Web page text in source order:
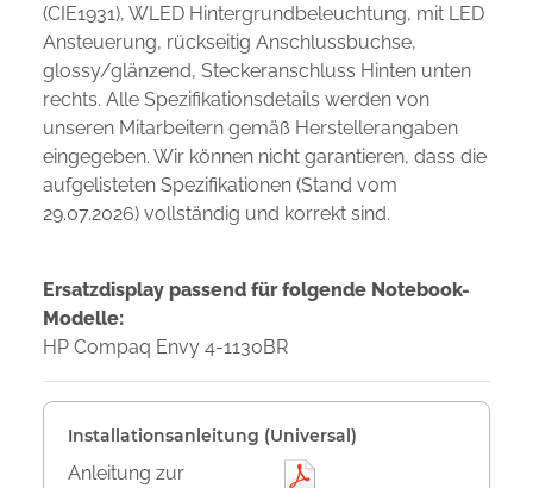
(CIE1931), WLED Hintergrundbeleuchtung, mit LED
Ansteuerung, rückseitig Anschlussbuchse,
glossy/glänzend, Steckeranschluss Hinten unten
rechts. Alle Spezifikationsdetails werden von
unseren Mitarbeitern gemäß Herstellerangaben
eingegeben. Wir können nicht garantieren, dass die
aufgelisteten Spezifikationen (Stand vom
29.07.2026) vollständig und korrekt sind.
Ersatzdisplay passend für folgende Notebook-
Modelle:
HP Compaq Envy 4-1130BR
Installationsanleitung (Universal)
Anleitung zur